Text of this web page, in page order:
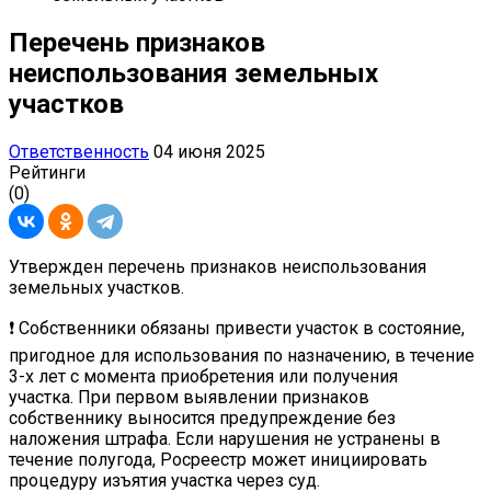
Перечень признаков
неиспользования земельных
участков
Ответственность 04 июня 2025
Рейтинги
(0)
Утвержден перечень признаков неиспользования
земельных участков.
❗ Собственники обязаны привести участок в состояние,
пригодное для использования по назначению, в течение
3-х лет с момента приобретения или получения
участка. При первом выявлении признаков
собственнику выносится предупреждение без
наложения штрафа. Если нарушения не устранены в
течение полугода, Росреестр может инициировать
процедуру изъятия участка через суд.